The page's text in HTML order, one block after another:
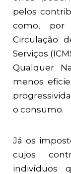
pelos
como, por
Circulação
Serviços
Qualquer
menos
o consumo.
Já os
cujos
indivíduos